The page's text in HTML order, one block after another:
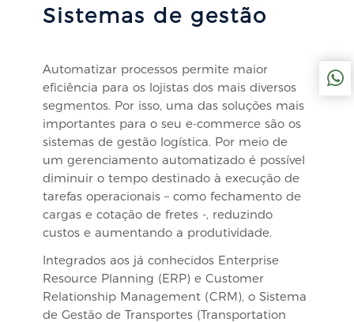
Sistemas de gestão
Automatizar processos permite maior
eficiência para os lojistas dos mais diversos
segmentos. Por isso, uma das soluções mais
importantes para o seu e-commerce são os
sistemas de gestão logística. Por meio de
um gerenciamento automatizado é possível
diminuir o tempo destinado à execução de
tarefas operacionais – como fechamento de
cargas e cotação de fretes -, reduzindo
custos e aumentando a produtividade.
Integrados aos já conhecidos Enterprise
Resource Planning (ERP) e Customer
Relationship Management (CRM), o Sistema
de Gestão de Transportes (Transportation